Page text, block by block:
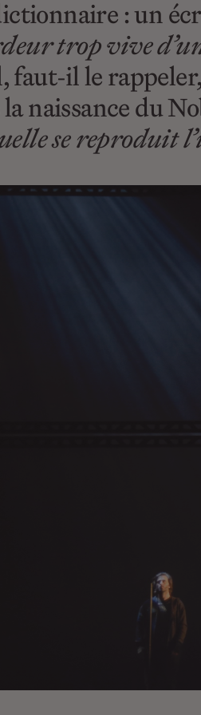
: un
trop vive
faut-il le
naissance du
se reproduit